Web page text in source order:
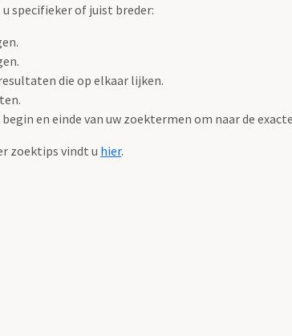
specifieker of juist breder:
die op elkaar lijken.
en einde van uw zoektermen om naar de
zoektips vindt u hier.